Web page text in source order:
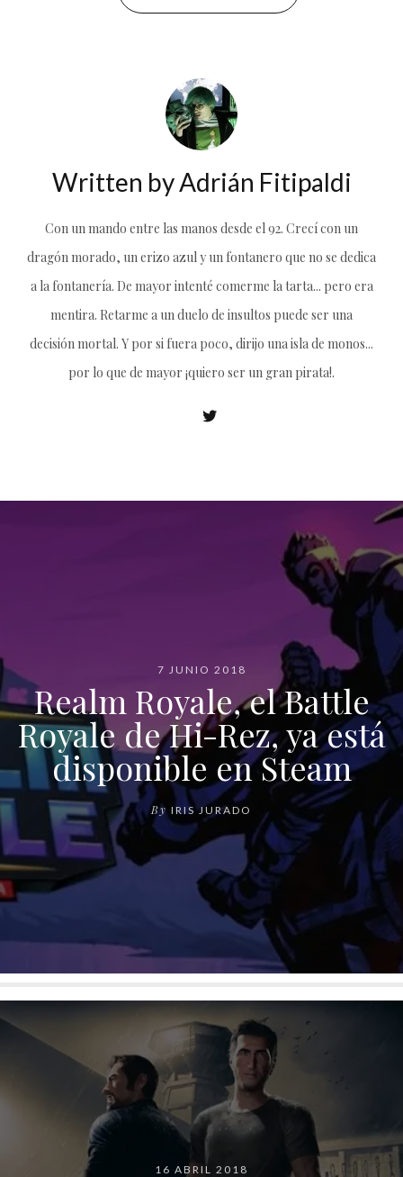
Written byAdrián Fitipaldi
Con un mando entre las manos desde el 92. Crecí con un
dragón morado, un erizo azul y un fontanero que no se dedica
a la fontanería. De mayor intenté comerme la tarta... pero era
mentira. Retarme a un duelo de insultos puede ser una
decisión mortal. Y por si fuera poco, dirijo una isla de monos...
por lo que de mayor ¡quiero ser un gran pirata!.
7 JUNIO 2018
Realm Royale, el Battle
Royale de Hi-Rez, ya está
disponible en Steam
By IRIS JURADO
16 ABRIL 2018